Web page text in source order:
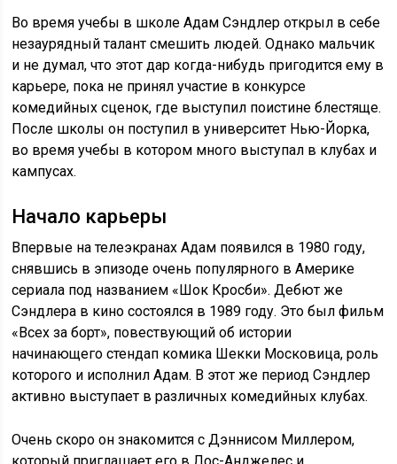
Во время учебы в школе Адам Сэндлер открыл в себе
незаурядный талант смешить людей. Однако мальчик
и не думал, что этот дар когда-нибудь пригодится ему в
карьере, пока не принял участие в конкурсе
комедийных сценок, где выступил поистине блестяще.
После школы он поступил в университет Нью-Йорка,
во время учебы в котором много выступал в клубах и
кампусах.
Начало карьеры
Впервые на телеэкранах Адам появился в 1980 году,
снявшись в эпизоде очень популярного в Америке
сериала под названием «Шок Кросби». Дебют же
Сэндлера в кино состоялся в 1989 году. Это был фильм
«Всех за борт», повествующий об истории
начинающего стендап комика Шекки Московица, роль
которого и исполнил Адам. В этот же период Сэндлер
активно выступает в различных комедийных клубах.
Очень скоро он знакомится с Дэннисом Миллером,